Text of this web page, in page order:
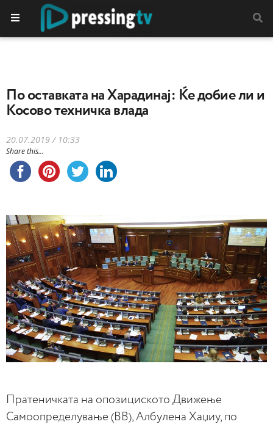
По оставката на Харадинај: Ќе добие ли и
Косово техничка влада
20.07.2019 / 10:33
Share this...
Пратеничката на опозициското Движење
Самоопределување (ВВ), Албулена Хаџиу, по